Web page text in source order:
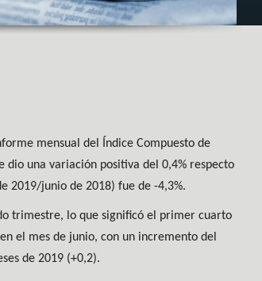
mensual del Índice Compuesto de
dio una variación positiva del 0,4% respecto
2019/junio de 2018) fue de -4,3%.
trimestre, lo que significó el primer cuarto
el mes de junio, con un incremento del
de 2019 (+0,2).